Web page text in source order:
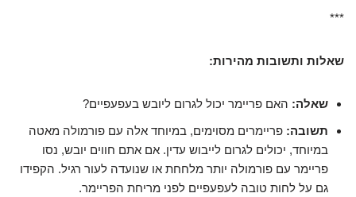
***
שאלות ותשובות מהירות:
שאלה: האם פריימר יכול לגרום ליובש בעפעפיים?
תשובה: פריימרים מסוימים, במיוחד אלה עם פורמולה מאטה
במיוחד, יכולים לגרום לייבוש עדין. אם אתם חווים יובש, נסו
פריימר עם פורמולה יותר מלחחת או שנועדה לעור רגיל. הקפידו
גם על לחות טובה לעפעפיים לפני מריחת הפריימר.